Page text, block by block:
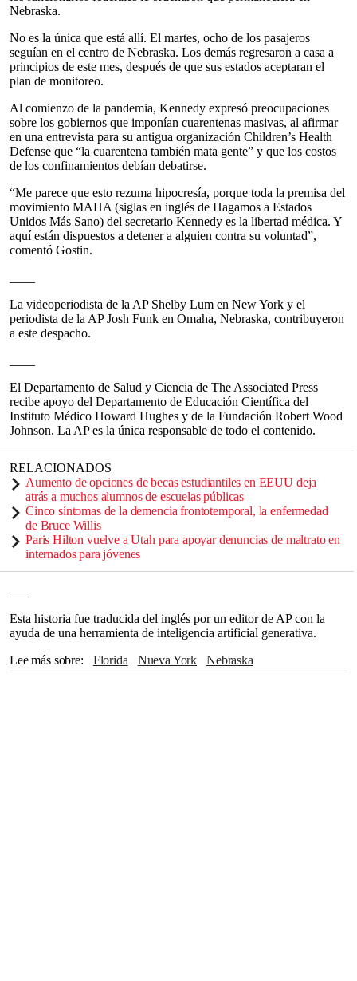
Nebraska.
No es la única que está allí. El martes, ocho de los pasajeros
seguían en el centro de Nebraska. Los demás regresaron a casa a
principios de este mes, después de que sus estados aceptaran el
plan de monitoreo.
Al comienzo de la pandemia, Kennedy expresó preocupaciones
sobre los gobiernos que imponían cuarentenas masivas, al afirmar
en una entrevista para su antigua organización Children’s Health
Defense que “la cuarentena también mata gente” y que los costos
de los confinamientos debían debatirse.
“Me parece que esto rezuma hipocresía, porque toda la premisa del
movimiento MAHA (siglas en inglés de Hagamos a Estados
Unidos Más Sano) del secretario Kennedy es la libertad médica. Y
aquí están dispuestos a detener a alguien contra su voluntad”,
comentó Gostin.
La videoperiodista de la AP Shelby Lum en New York y el
periodista de la AP Josh Funk en Omaha, Nebraska, contribuyeron
a este despacho.
El Departamento de Salud y Ciencia de The Associated Press
recibe apoyo del Departamento de Educación Científica del
Instituto Médico Howard Hughes y de la Fundación Robert Wood
Johnson. La AP es la única responsable de todo el contenido.
RELACIONADOS
Aumento de opciones de becas estudiantiles en EEUU deja
atrás a muchos alumnos de escuelas públicas
Cinco síntomas de la demencia frontotemporal, la enfermedad
de Bruce Willis
Paris Hilton vuelve a Utah para apoyar denuncias de maltrato en
internados para jóvenes
Esta historia fue traducida del inglés por un editor de AP con la
ayuda de una herramienta de inteligencia artificial generativa.
Lee más sobre
Florida Nueva York
Nebraska